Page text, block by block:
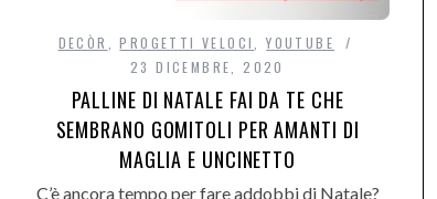
DECÒR ,PROGETTI VELOCI ,YOUTUBE
23 DICEMBRE, 2020
PALLINE DI NATALE FAI DA TE CHE
SEMBRANO GOMITOLI PER AMANTI DI
MAGLIA E UNCINETTO
C’è ancora tempo per fare addobbi di Natale?